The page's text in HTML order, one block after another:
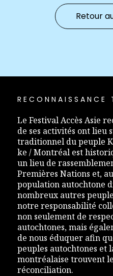
Retour
RECONNAISSANCE
Le Festival Accès Asie
de ses activités ont
traditionnel du peuple
ke / Montréal est
un lieu de
Premières Nations et,
population autochtone
nombreux autres
notre responsabilité
non seulement de
autochtones, mais
de nous éduquer afin
peuples autochtones et
montréalaise trouvent
réconciliation.